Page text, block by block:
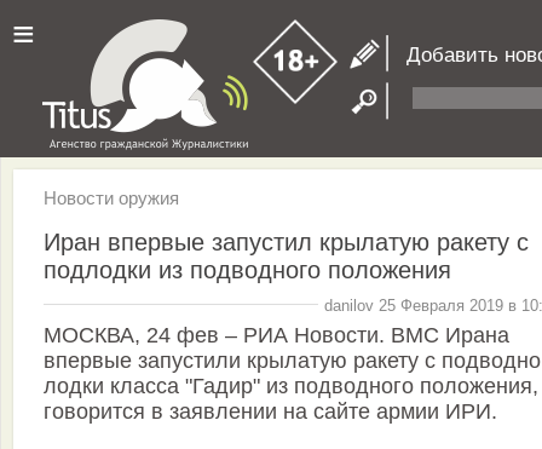
≡ Добавить
Новости оружия
Иран впервые запустил крылатую ракету c
подлодки из подводного положения
danilov 25 Февраля 2019 в
МОСКВА, 24 фев – РИА Новости. ВМС Ирана
впервые запустили крылатую ракету с
лодки класса "Гадир" из подводного положения,
говорится в заявлении на сайте армии ИРИ.